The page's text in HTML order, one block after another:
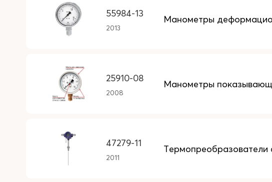
55984-13
2013
Манометры
25910-08
2008
Манометры
47279-11
2011
Термопреобразователи